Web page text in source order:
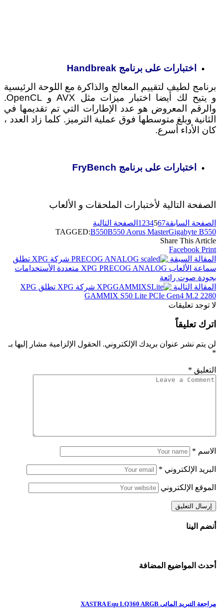
اختبارات على برنامج Handbreak
برنامج لطيف لتقييم المعالج والذاكرة مع اللوحة الرئيسية
و يتيح لك أيضا اختبار ميزات مثل AVX و OpenCL.
والرقم المعروض هو عدد الإطارات التي تم تقديمها في
الثانية وبلغ متوسطها فوق عملية الترميز. كلما زاد العدد ،
كان الأداء أسرع.
اختبارات على برنامج FryBench
الصفحة التالية لأختبارات الملحقات و الألعاب
الصفحة السابقة 1 234567
الصفحة التالية
TAGGED:B550B550 Aorus MasterGigabyte B550
Share This Article
Facebook Print
المقالة السبقة
شركة XPG تطلق
سماعة الألعاب XPG PRECOG ANALOG متعددة الأستخدامات
بجودة صوت رائعة
المقالة التالية
شركة XPG تطلق XPG
GAMMIX S50 Lite PCIe Gen4 M.2 2280
لا توجد تعليقات
اترك تعليقاً
لن يتم نشر عنوان بريدك الإلكتروني. الحقول الإلزامية مشار إليها بـ
*
التعليق *
الاسم *
البريد الإلكتروني *
الموقع الإلكتروني
أنضم الينا
أحدث المواضيع المضافة
مراجعة التبريد المائى XASTRA Equ LQ360 ARGB